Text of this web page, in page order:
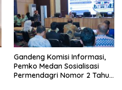
Gandeng Komisi Informasi,
Pemko Medan Sosialisasi
Permendagri Nomor 2 Tahun